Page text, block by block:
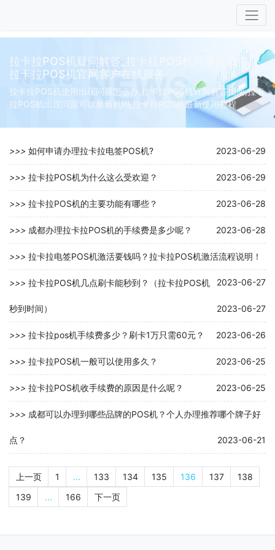
拉卡拉POS机疑问解答_拉卡拉POS机问题反馈中心_
拉卡拉POS机官网客户在线服务
拉卡拉POS机使用出现问题怎么办,拉卡拉POS机官网解答指南,拉卡
拉POS机出现问题可以换新机吗,拉卡拉POS机最新使用教程
>>> 如何申请办理拉卡拉电签POS机? 2023-06-29
>>> 拉卡拉POS机为什么这么受欢迎？ 2023-06-29
>>> 拉卡拉POS机的主要功能有哪些？ 2023-06-28
>>> 成都办理拉卡拉POS机的手续费是多少呢？ 2023-06-28
>>> 拉卡拉电签POS机激活要钱吗？拉卡拉POS机激活流程说明！
2023-06-27
>>> 拉卡拉POS机几点刷卡能秒到？（拉卡拉POS机
秒到时间） 2023-06-27
>>> 拉卡拉pos机手续费多少？刷卡1万只需60元？ 2023-06-26
>>> 拉卡拉POS机一般可以使用多久？ 2023-06-25
>>> 拉卡拉POS机收手续费的原因是什么呢？ 2023-06-25
>>> 成都可以办理到哪些品牌的POS机？个人办理推荐哪个牌子好
点？ 2023-06-21
上一页 1 ... 133 134 135 136 137
138
139
... 166 下一页